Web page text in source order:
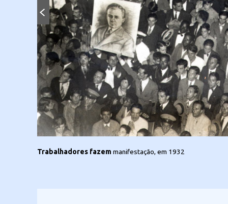
Trabalhadores fazem manifestação, em 1932
o advento da ditadura que entraria para a história como “Estado Novo”
Manifestação